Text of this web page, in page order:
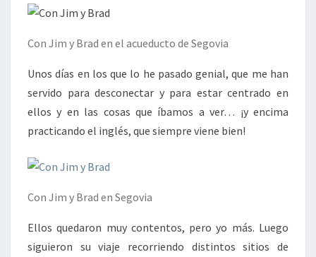
Con Jim y Brad en el acueducto de Segovia
Unos días en los que lo he pasado genial, que me han
servido para desconectar y para estar centrado en
ellos y en las cosas que íbamos a ver… ¡y encima
practicando el inglés, que siempre viene bien!
Con Jim y Brad en Segovia
Ellos quedaron muy contentos, pero yo más. Luego
siguieron su viaje recorriendo distintos sitios de